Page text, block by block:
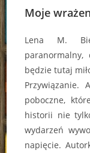
Moje
Lena M.
paranormalny,
będzie tutaj
Przywiązanie.
poboczne,
historii nie
wydarzeń
napięcie.